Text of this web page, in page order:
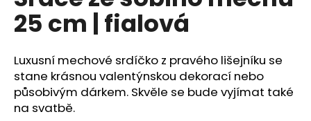
0,0
z
hvězdiček.
25 cm | fialová
Luxusní mechové srdíčko z pravého lišejníku se
stane krásnou valentýnskou dekorací nebo
působivým dárkem. Skvěle se bude vyjímat také
na svatbě.
a
j
í
t
?